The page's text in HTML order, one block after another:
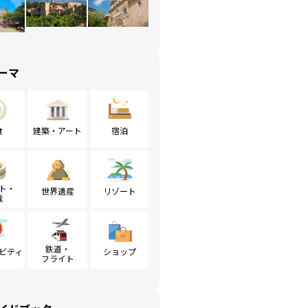
マ
建築・アート 宿泊
・
世界遺産 リゾート
ティ
鉄道・
フライト
ショップ